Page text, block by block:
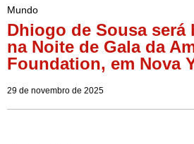
Mundo
Dhiogo de Sousa será
na Noite de Gala da
Foundation, em Nova
29 de novembro de 2025